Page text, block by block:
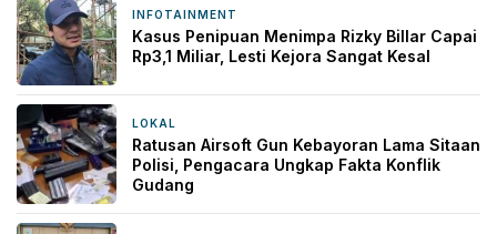
INFOTAINMENT
Kasus Penipuan Menimpa Rizky Billar Capai
Rp3,1 Miliar, Lesti Kejora Sangat Kesal
LOKAL
Ratusan Airsoft Gun Kebayoran Lama Sitaan
Polisi, Pengacara Ungkap Fakta Konflik
Gudang